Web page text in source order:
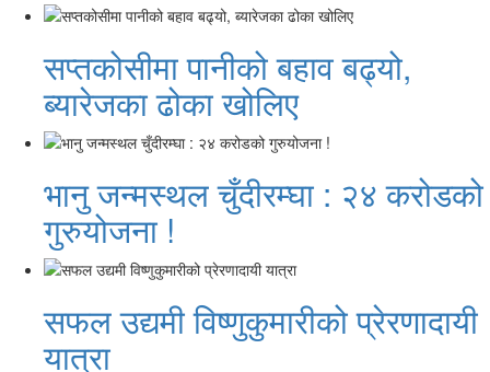
सप्तकोसीमा पानीको बहाव बढ्यो,
ब्यारेजका ढोका खोलिए
भानु जन्मस्थल चुँदीरम्घा : २४ करोडको
गुरुयोजना !
सफल उद्यमी विष्णुकुमारीको प्रेरणादायी
यात्रा